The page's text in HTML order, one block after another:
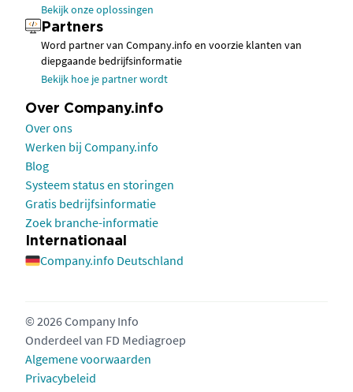
Bekijk onze oplossingen
Partners
Word partner van Company.info en voorzie klanten van
diepgaande bedrijfsinformatie
Bekijk hoe je partner wordt
Over Company.info
Over ons
Werken bij Company.info
Blog
Systeem status en storingen
Gratis bedrijfsinformatie
Zoek branche-informatie
Internationaal
Company.info Deutschland
© 2026 Company Info
Onderdeel van FD Mediagroep
Algemene voorwaarden
Privacybeleid